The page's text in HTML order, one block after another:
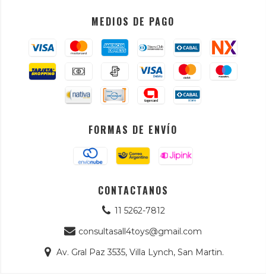
MEDIOS DE PAGO
FORMAS DE ENVÍO
CONTACTANOS
11 5262-7812
consultasall4toys@gmail.com
Av. Gral Paz 3535, Villa Lynch, San Martin.